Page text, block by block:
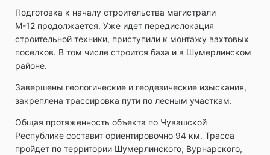
Подготовка к началу строительства магистрали
М-12 продолжается. Уже идет передислокация
строительной техники, приступили к монтажу вахтовых
поселков. В том числе строится база и в Шумерлинском
районе.
Завершены геологические и геодезические изыскания,
закреплена трассировка пути по лесным участкам.
Общая протяженность объекта по Чувашской
Республике составит ориентировочно 94 км. Трасса
пройдет по территории Шумерлинского, Вурнарского,